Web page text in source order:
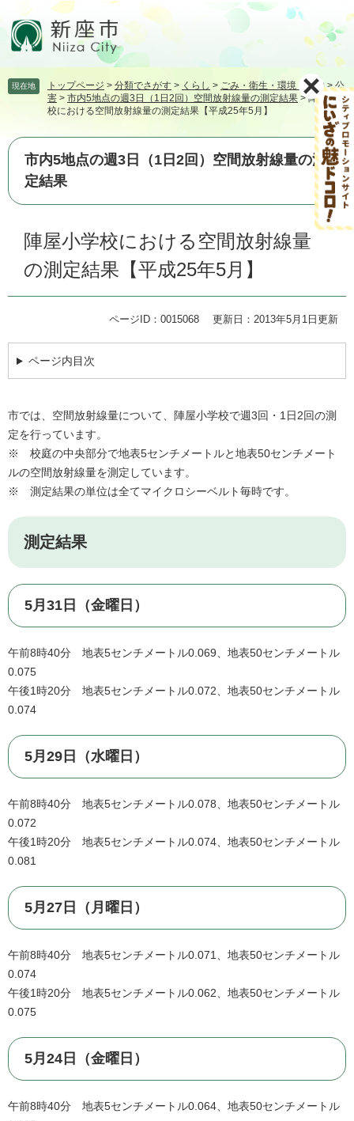
頭飛
て
へ
現在地 トップページ > 分類でさがす > くらし > ごみ・衛生・環境・動物 >公
害 > 市内5地点の週3日（1日2回）空間放射線量の測定結果 >陣屋小学
校における空間放射線量の測定結果【平成25年5月】
市内5地点の週3日（1日2回）空間放射線量の測
定結果
陣屋小学校における空間放射線量
の測定結果【平成25年5月】
ページID：0015068 更新日：2013年5月1日更新
ページ内目次
市では、空間放射線量について、陣屋小学校で週3回・1日2回の測
定を行っています。
※ 校庭の中央部分で地表5センチメートルと地表50センチメート
ルの空間放射線量を測定しています。
※ 測定結果の単位は全てマイクロシーベルト毎時です。
測定結果
5月31日（金曜日）
午前8時40分 地表5センチメートル0.069、地表50センチメートル
0.075
午後1時20分 地表5センチメートル0.072、地表50センチメートル
0.074
5月29日（水曜日）
午前8時40分 地表5センチメートル0.078、地表50センチメートル
0.072
午後1時20分 地表5センチメートル0.074、地表50センチメートル
0.081
5月27日（月曜日）
午前8時40分 地表5センチメートル0.071、地表50センチメートル
0.074
午後1時20分 地表5センチメートル0.062、地表50センチメートル
0.075
5月24日（金曜日）
午前8時40分 地表5センチメートル0.064、地表50センチメートル